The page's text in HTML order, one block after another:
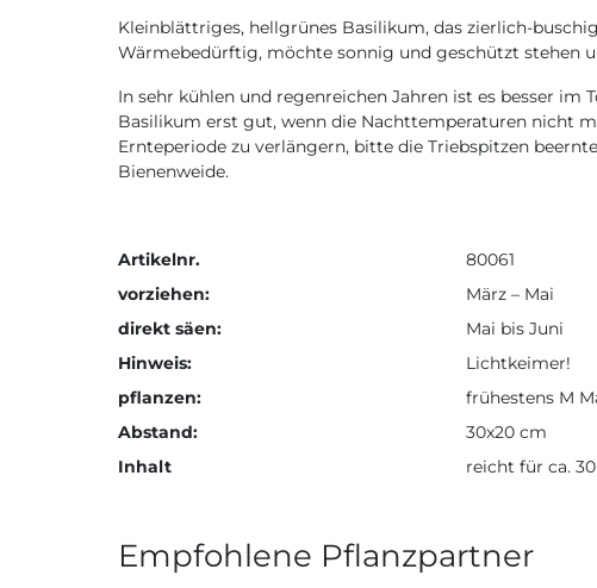
Kleinblättriges, hellgrünes Basilikum, das zierlich-
Wärmebedürftig, möchte sonnig und geschützt stehen
In sehr kühlen und regenreichen Jahren ist es besser im
Basilikum erst gut, wenn die Nachttemperaturen nicht
Ernteperiode zu verlängern, bitte die Triebspitzen
Bienenweide.
Artikelnr.
80061
vorziehen:
März – Mai
direkt säen:
Mai bis Juni
Hinweis:
Lichtkeimer!
pflanzen:
frühestens M
Abstand:
30x20 cm
Inhalt
reicht für ca.
Empfohlene Pflanzpartner